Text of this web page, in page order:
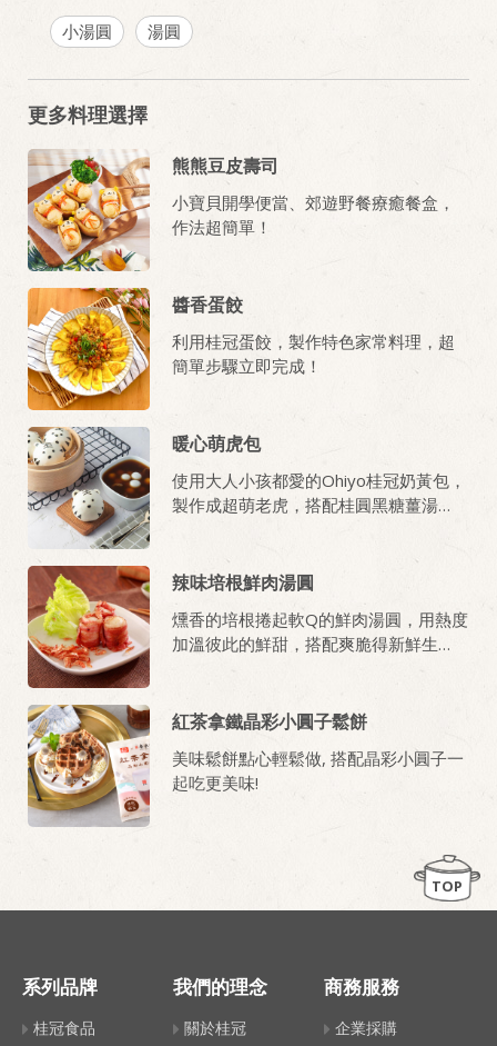
小湯圓 湯圓
更多料理選擇
熊熊豆皮壽司
小寶貝開學便當、郊遊野餐療癒餐盒，
作法超簡單！
醬香蛋餃
利用桂冠蛋餃，製作特色家常料理，超
簡單步驟立即完成！
暖心萌虎包
使用大人小孩都愛的Ohiyo桂冠奶黃包，
製作成超萌老虎，搭配桂圓黑糖薑湯
辣味培根鮮肉湯圓
燻香的培根捲起軟Q的鮮肉湯圓，用熱度
加溫彼此的鮮甜，搭配爽脆得新鮮生
紅茶拿鐵晶彩小圓子鬆餅
美味鬆餅點心輕鬆做, 搭配晶彩小圓子一
起吃更美味!
TOP
系列品牌
桂冠食品
我們的理念
關於桂冠
商務服務
企業採購